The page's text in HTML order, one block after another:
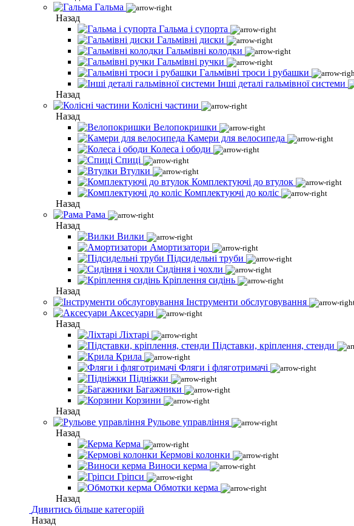
Гальма
Назад
Гальма і супорта
Гальмівні диски
Гальмівні колодки
Гальмівні ручки
Гальмівні троси і рубашки
Інші деталі гальмівної системи
Назад
Колісні частини
Назад
Велопокришки
Камери для велосипеда
Колеса і ободи
Спиці
Втулки
Комплектуючі до втулок
Комплектуючі до коліс
Назад
Рама
Назад
Вилки
Амортизатори
Підсидельні труби
Сидіння і чохли
Кріплення сидінь
Назад
Інструменти обслуговування
Аксесуари
Назад
Ліхтарі
Підставки, кріплення, стенди
Крила
Фляги і фляготримачі
Підніжки
Багажники
Корзини
Назад
Рульове управління
Назад
Керма
Кермові колонки
Виноси керма
Гріпси
Обмотки керма
Назад
Дивитись більше категорій
Назад